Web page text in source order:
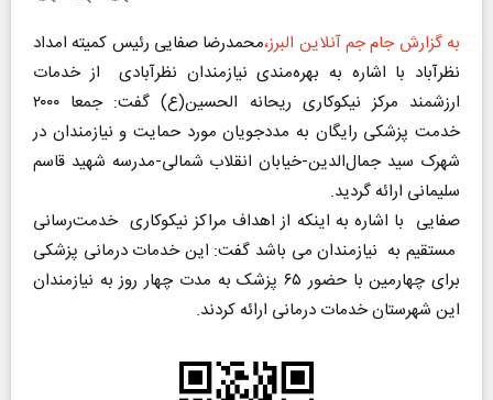
به گزارش جام جم آنلاین البرز،محمدرضا صفایی رئیس کمیته امداد
نظرآباد با اشاره به بهره‌مندی نیازمندان نظرآبادی از خدمات
ارزشمند مرکز نیکوکاری ریحانه الحسین(ع) گفت: جمعا ۲۰۰۰
خدمت پزشکی رایگان به مددجویان مورد حمایت و نیازمندان در
شهرک سید جمال‌الدین-خیابان انقلاب شمالی-مدرسه شهید قاسم
سلیمانی ارائه گردید.
صفایی با اشاره به اینکه از اهداف مراکز نیکوکاری خدمت‌رسانی
مستقیم به نیازمندان می باشد گفت: این خدمات درمانی پزشکی
برای چهارمین با حضور ۶۵ پزشک به مدت چهار روز به نیازمندان
این شهرستان خدمات درمانی ارائه کردند.